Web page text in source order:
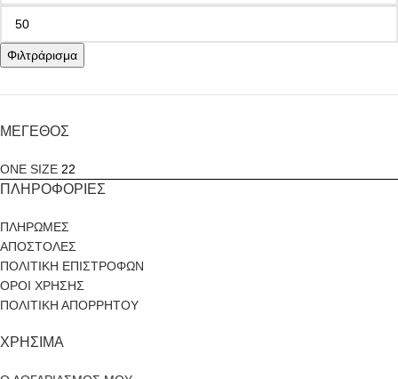
Φιλτράρισμα
ΜΕΓΕΘΟΣ
ONE SIZE 22
ΠΛΗΡΟΦΟΡΙΕΣ
ΠΛΗΡΩΜΕΣ
ΑΠΟΣΤΟΛΕΣ
ΠΟΛΙΤΙΚΗ ΕΠΙΣΤΡΟΦΩΝ
ΟΡΟΙ ΧΡΗΣΗΣ
ΠΟΛΙΤΙΚΗ ΑΠΟΡΡΗΤΟΥ
ΧΡΗΣΙΜΑ